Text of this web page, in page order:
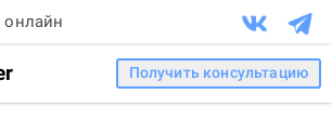
Получить консультацию